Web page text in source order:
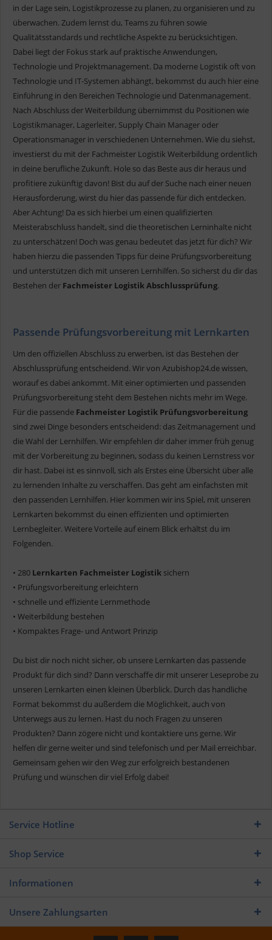
in der Lage sein, Logistikprozesse zu planen, zu organisieren und zu
überwachen. Zudem lernst du, Teams zu führen sowie
Qualitätsstandards und rechtliche Aspekte zu berücksichtigen.
Dabei liegt der Fokus stark auf praktische Anwendungen,
Technologie und Projektmanagement. Da moderne Logistik oft von
Technologie und IT-Systemen abhängt, bekommst du auch hier eine
Einführung in den Bereichen Technologie und Datenmanagement.
Nach Abschluss der Weiterbildung übernimmst du Positionen wie
Logistikmanager, Lagerleiter, Supply Chain Manager oder
Operationsmanager in verschiedenen Unternehmen. Wie du siehst,
investierst du mit der Fachmeister Logistik Weiterbildung ordentlich
in deine berufliche Zukunft. Hole so das Beste aus dir heraus und
profitiere zukünftig davon! Bist du auf der Suche nach einer neuen
Herausforderung, wirst du hier das passende für dich entdecken.
Aber Achtung! Da es sich hierbei um einen qualifizierten
Meisterabschluss handelt, sind die theoretischen Lerninhalte nicht
zu unterschätzen! Doch was genau bedeutet das jetzt für dich? Wir
haben hierzu die passenden Tipps für deine Prüfungsvorbereitung
und unterstützen dich mit unseren Lernhilfen. So sicherst du dir das
Bestehen der Fachmeister Logistik Abschlussprüfung.
Passende Prüfungsvorbereitung mit Lernkarten
Um den offiziellen Abschluss zu erwerben, ist das Bestehen der
Abschlussprüfung entscheidend. Wir von Azubishop24.de wissen,
worauf es dabei ankommt. Mit einer optimierten und passenden
Prüfungsvorbereitung steht dem Bestehen nichts mehr im Wege.
Für die passende Fachmeister Logistik Prüfungsvorbereitung
sind zwei Dinge besonders entscheidend: das Zeitmanagement und
die Wahl der Lernhilfen. Wir empfehlen dir daher immer früh genug
mit der Vorbereitung zu beginnen, sodass du keinen Lernstress vor
dir hast. Dabei ist es sinnvoll, sich als Erstes eine Übersicht über alle
zu lernenden Inhalte zu verschaffen. Das geht am einfachsten mit
den passenden Lernhilfen. Hier kommen wir ins Spiel, mit unseren
Lernkarten bekommst du einen effizienten und optimierten
Lernbegleiter. Weitere Vorteile auf einem Blick erhältst du im
Folgenden.
• 280 Lernkarten Fachmeister Logistik sichern
• Prüfungsvorbereitung erleichtern
• schnelle und effiziente Lernmethode
• Weiterbildung bestehen
• Kompaktes Frage- und Antwort Prinzip
Du bist dir noch nicht sicher, ob unsere Lernkarten das passende
Produkt für dich sind? Dann verschaffe dir mit unserer Leseprobe zu
unseren Lernkarten einen kleinen Überblick. Durch das handliche
Format bekommst du außerdem die Möglichkeit, auch von
Unterwegs aus zu lernen. Hast du noch Fragen zu unseren
Produkten? Dann zögere nicht und kontaktiere uns gerne. Wir
helfen dir gerne weiter und sind telefonisch und per Mail erreichbar.
Gemeinsam gehen wir den Weg zur erfolgreich bestandenen
Prüfung und wünschen dir viel Erfolg dabei!
Service Hotline
Shop Service
Informationen
Unsere Zahlungsarten